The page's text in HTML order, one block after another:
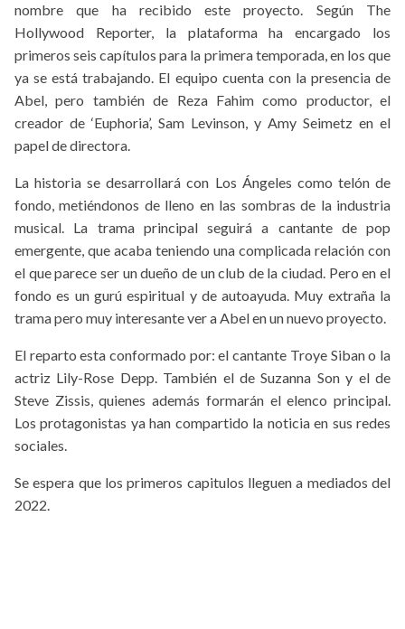
nombre que ha recibido este proyecto. Según The
Hollywood Reporter, la plataforma ha encargado los
primeros seis capítulos para la primera temporada, en los que
ya se está trabajando. El equipo cuenta con la presencia de
Abel, pero también de Reza Fahim como productor, el
creador de ‘Euphoria’, Sam Levinson, y Amy Seimetz en el
papel de directora.
La historia se desarrollará con Los Ángeles como telón de
fondo, metiéndonos de lleno en las sombras de la industria
musical. La trama principal seguirá a cantante de pop
emergente, que acaba teniendo una complicada relación con
el que parece ser un dueño de un club de la ciudad. Pero en el
fondo es un gurú espiritual y de autoayuda. Muy extraña la
trama pero muy interesante ver a Abel en un nuevo proyecto.
El reparto esta conformado por: el cantante Troye Siban o la
actriz Lily-Rose Depp. También el de Suzanna Son y el de
Steve Zissis, quienes además formarán el elenco principal.
Los protagonistas ya han compartido la noticia en sus redes
sociales.
Se espera que los primeros capitulos lleguen a mediados del
2022.